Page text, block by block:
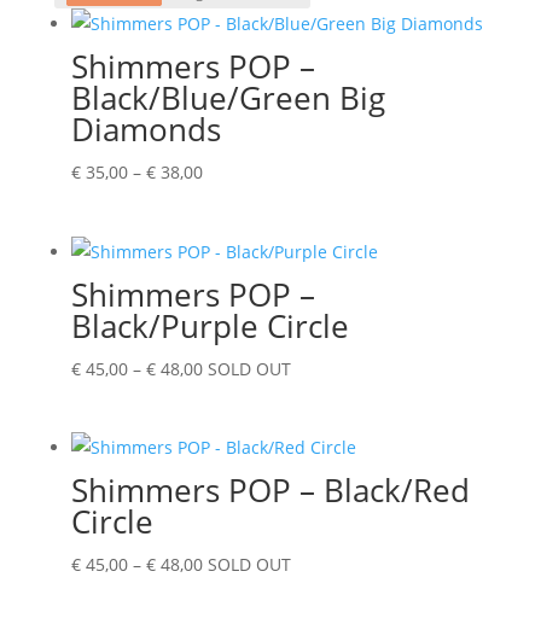
Shimmers POP –
Black/Blue/Green Big
Diamonds
€35,00 – €38,00Prijsklasse:
€ 38,00
Shimmers POP –
Black/Purple Circle
€45,00 – €48,00Prijsklasse:
€ 48,00
SOLD OUT
Shimmers POP – Black/Red
Circle
€45,00 – €48,00Prijsklasse:
SOLD OUT